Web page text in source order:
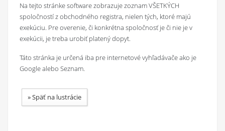
Na tejto stránke software zobrazuje zoznam VŠETKÝCH
spoločností z obchodného registra, nielen tých, ktoré majú
exekúciu. Pre overenie, či konkrétna spoločnosť je či nie je v
exekúcii, je treba urobiť platený dopyt.
Táto stránka je určená iba pre internetové vyhľadávače ako je
Google alebo Seznam.
»Späť na lustrácie